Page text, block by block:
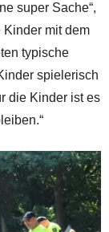
super Sache“,
Kinder mit dem
typische
spielerisch
die Kinder ist es